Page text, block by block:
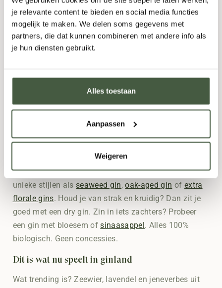
je relevante content te bieden en social media functies
mogelijk te maken. We delen soms gegevens met
partners, die dat kunnen combineren met andere info als
je hun diensten gebruikt.
Alles toestaan
Aanpassen
Weigeren
Gestookt met biologische granen
Alleen natuurlijke ingrediënten
Zorgvuldige distillatie
Afkomstig van kleinschalige distilleerderijen
Pure, heldere smaak
Steeds meer keuze, van droog tot bloemig
De ene gin is de andere niet. In ons assortiment vind
je klassiekebiologische London Dry Gins, maar ook
unieke stijlen als seaweed gin,oak-aged gin of extra
florale gins. Houd je van strak en kruidig? Dan zit je
goed met een dry gin. Zin in iets zachters? Probeer
een gin met bloesem ofsinaasappel . Alles 100%
biologisch. Geen concessies.
Dit is wat nu speelt in ginland
Wat trending is? Zeewier, lavendel en jeneverbes uit